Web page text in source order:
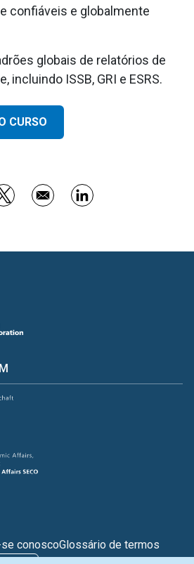
confiáveis e globalmente
globais de relatórios de
incluindo ISSB, GRI e ESRS.
CURSO
in a new window
Opens in a new window
Opens in a new
conoscoGlossário de termos